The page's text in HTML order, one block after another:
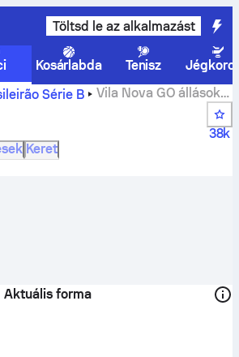
Töltsd le az alkalmazást
Kosárlabda Tenisz
Série B
Vila Nova GO állások,
és játékosok statisztikái
38k
Keret
Aktuális forma